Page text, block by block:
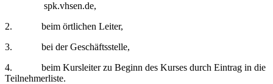
spk.vhsen.de,
2. beim örtlichen Leiter,
3. bei der Geschäftsstelle,
4. beim Kursleiter zu Beginn des Kurses durch Eintrag in die
Teilnehmerliste.